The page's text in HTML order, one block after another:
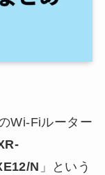
Wi-Fiルーター
N 」という